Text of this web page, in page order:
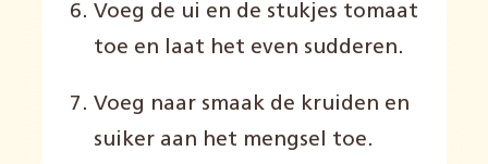
Voeg de ui en de stukjes tomaat
toe en laat het even sudderen.
Voeg naar smaak de kruiden en
suiker aan het mengsel toe.